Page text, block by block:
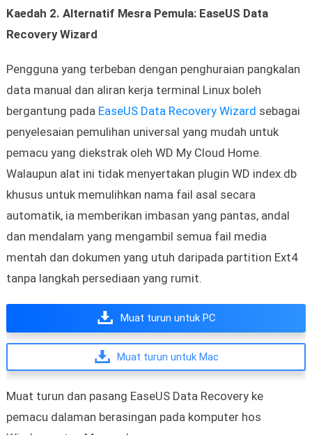
Kaedah 2. Alternatif Mesra Pemula: EaseUS Data
Recovery Wizard
Pengguna yang terbeban dengan penghuraian pangkalan
data manual dan aliran kerja terminal Linux boleh
bergantung pada EaseUS Data Recovery Wizard sebagai
penyelesaian pemulihan universal yang mudah untuk
pemacu yang diekstrak oleh WD My Cloud Home.
Walaupun alat ini tidak menyertakan plugin WD index.db
khusus untuk memulihkan nama fail asal secara
automatik, ia memberikan imbasan yang pantas, andal
dan mendalam yang mengambil semua fail media
mentah dan dokumen yang utuh daripada partition Ext4
tanpa langkah persediaan yang rumit.
Muat turun untuk PC
Muat turun untuk Mac
Muat turun dan pasang EaseUS Data Recovery ke
pemacu dalaman berasingan pada komputer hos